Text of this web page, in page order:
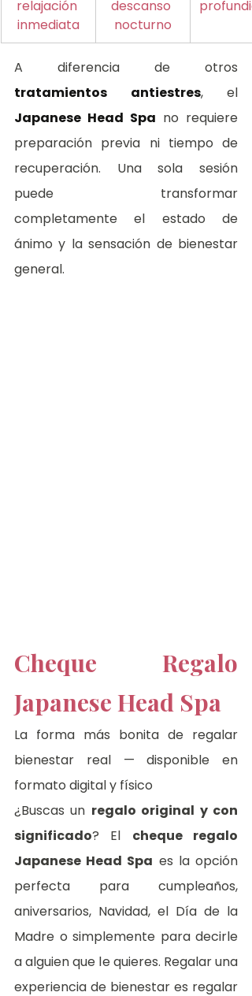
relajación
inmediata
descanso
nocturno
tratamientos antiestres
Japanese Head Spa no requiere
preparación previa ni tiempo de
recuperación. Una sola sesión
puede transformar
completamente el estado de
ánimo y la sensación de bienestar
general.
Cheque Regalo
Japanese Head Spa
La forma más bonita de regalar
bienestar real — disponible en
formato digital y físico
¿Buscas un regalo original y con
significado? El cheque regalo
Japanese Head Spa es la opción
perfecta para cumpleaños,
aniversarios, Navidad, el Día de la
Madre o simplemente para decirle
a alguien que le quieres. Regalar una
experiencia de bienestar es regalar